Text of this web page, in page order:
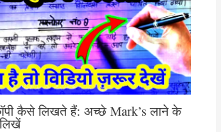
कॉपी कैसे लिखते हैं: अच्छे Mark’s लाने के